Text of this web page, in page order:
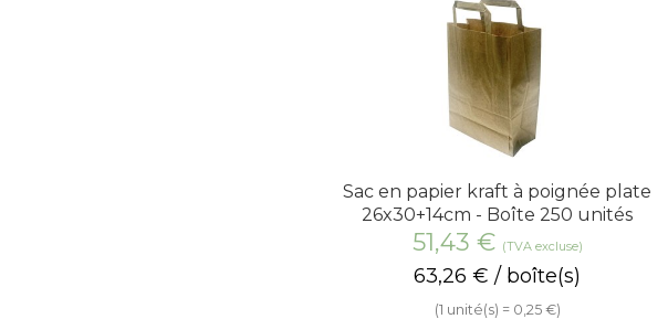
Sac en papier kraft à poignée plate
26x30+14cm - Boîte 250 unités
51,43 € (TVA excluse)
63,26 € / boîte(s)
(1 unité(s) = 0,25 €)